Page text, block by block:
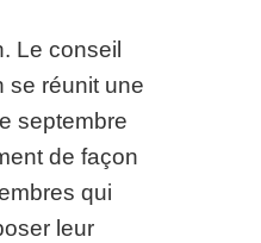
Le conseil
se réunit une
septembre
de façon
qui
leur